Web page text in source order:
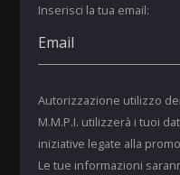
Inserisci la tua email:
Autorizzazione utilizzo
M.M.P.I. utilizzerà i tuoi
iniziative legate alla
Le tue informazioni